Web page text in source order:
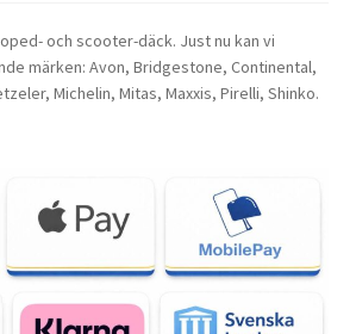
och scooter-däck. Just nu kan vi
märken: Avon, Bridgestone, Continental,
Michelin, Mitas, Maxxis, Pirelli, Shinko.